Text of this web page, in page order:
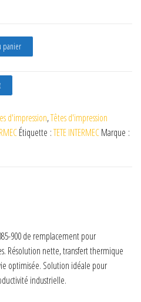
HONEYWELL INTERMEC PX6I
panier
d'impression,Têtes d'impression
Étiquette :TETE INTERMECMarque :
900 de remplacement pour
Résolution nette, transfert thermique
optimisée. Solution idéale pour
industrielle.